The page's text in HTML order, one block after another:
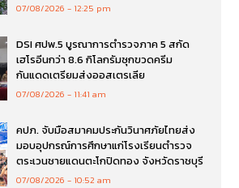
07/08/2026 12:25 pm
DSI ศปพ.5 บูรณาการตำรวจภาค 5 สกัด
เฮโรอีนกว่า 8.6 กิโลกรัมซุกขวดครีม
กันแดดเตรียมส่งออสเตรเลีย
07/08/2026 11:41 am
คปภ. จับมือสมาคมประกันวินาศภัยไทยส่ง
มอบอุปกรณ์การศึกษาแก่โรงเรียนตำรวจ
ตระเวนชายแดนตะโกปิดทอง จังหวัดราชบุรี
07/08/2026 10:52 am